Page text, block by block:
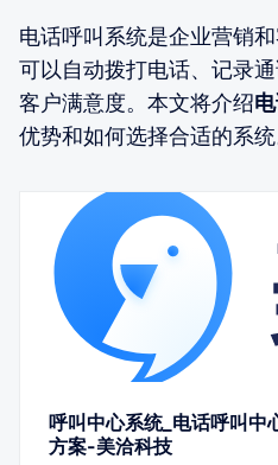
电话呼叫系统是企业营销
可以自动拨打电话、记录
客户满意度。本文将介绍
优势和如何选择合适的系统
呼叫中心系统_电话呼叫中
方案-美洽科技